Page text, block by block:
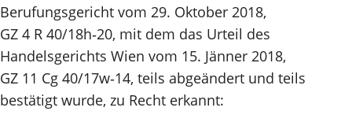
Berufungsgericht vom 29. Oktober 2018,
GZ 4 R 40/18h‑20, mit dem das Urteil des
Handelsgerichts Wien vom 15. Jänner 2018,
GZ 11 Cg 40/17w‑14, teils abgeändert und teils
bestätigt wurde, zu Recht erkannt: